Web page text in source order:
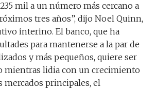
mil a un número más cercano a
tres años”, dijo Noel Quinn,
interino. El banco, que ha
para mantenerse a la par de
y más pequeños, quiere ser
mientras lidia con un crecimiento
mercados principales, el